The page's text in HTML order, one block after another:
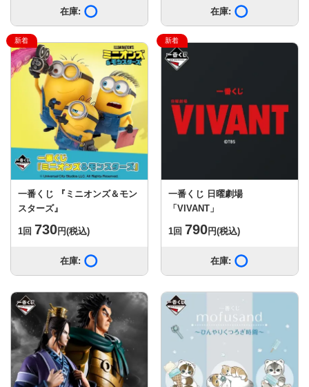
在庫: 在庫:
一番くじ 『ミニオンズ＆モン
スターズ』
1回 730円(税込)
在庫:
一番くじ 日曜劇場
「VIVANT」
1回 790円(税込)
在庫: